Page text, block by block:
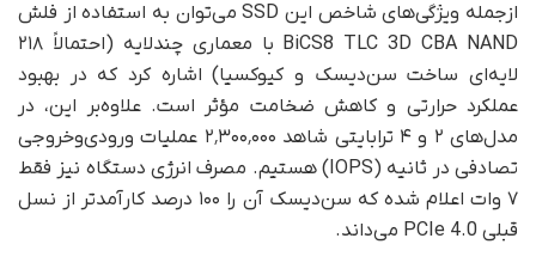
ازجمله ویژگی‌های شاخص این SSD می‌توان به استفاده از فلش
BiCS8 TLC 3D CBA NAND با معماری چندلایه (احتمالاً ۲۱۸
لایه‌ای ساخت سن‌دیسک و کیوکسیا) اشاره کرد که در بهبود
عملکرد حرارتی و کاهش ضخامت مؤثر است. علاوه‌بر این، در
مدل‌های ۲ و ۴ ترابایتی شاهد ۲٬۳۰۰٬۰۰۰ عملیات ورودی‌وخروجی
تصادفی در ثانیه (IOPS) هستیم. مصرف انرژی دستگاه نیز فقط
۷ وات اعلام شده که سن‌دیسک آن را ۱۰۰ درصد کارآمدتر از نسل
قبلی PCIe 4.0 می‌داند.